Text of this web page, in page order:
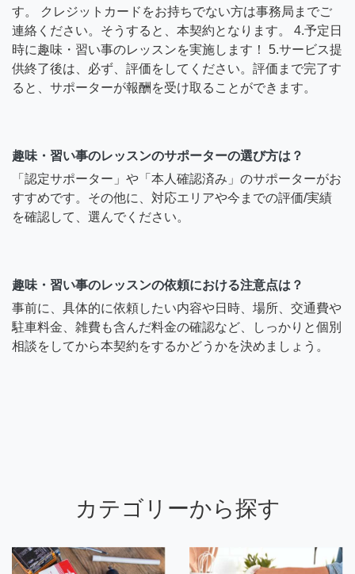
す。 クレジットカードをお持ちでない方は事務局までご
連絡ください。そうすると、本契約となります。 4.予定日
時に趣味・習い事のレッスンを実施します！ 5.サービス提
供終了後は、必ず、評価をしてください。評価まで完了す
ると、サポーターが報酬を受け取ることができます。
趣味・習い事のレッスンのサポーターの選び方は？
「認定サポーター」や「本人確認済み」のサポーターがお
すすめです。その他に、対応エリアや今までの評価/実績
を確認して、選んでください。
趣味・習い事のレッスンの依頼における注意点は？
事前に、具体的に依頼したい内容や日時、場所、交通費や
駐車料金、雑費も含んだ料金の確認など、しっかりと個別
相談をしてから本契約をするかどうかを決めましょう。
カテゴリーから探す